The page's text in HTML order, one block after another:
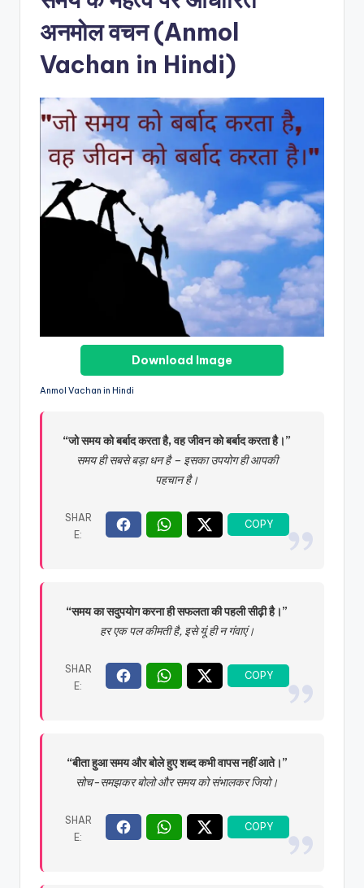
अनमोल वचन (Anmol
Vachan in Hindi)
Download Image
Anmol Vachan in Hindi
“जो समय को बर्बाद करता है, वह जीवन को बर्बाद करता है।”
समय ही सबसे बड़ा धन है – इसका उपयोग ही आपकी
पहचान है।
“समय का सदुपयोग करना ही सफलता की पहली सीढ़ी है।”
हर एक पल कीमती है, इसे यूं ही न गंवाएं।
“बीता हुआ समय और बोले हुए शब्द कभी वापस नहीं आते।”
सोच-समझकर बोलो और समय को संभालकर जियो।